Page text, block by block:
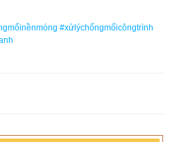
#xửlýchốngmốicôngtrình